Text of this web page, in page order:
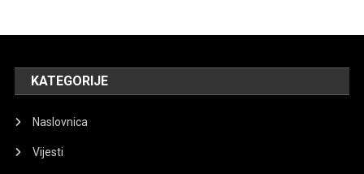
KATEGORIJE
Naslovnica
Vijesti